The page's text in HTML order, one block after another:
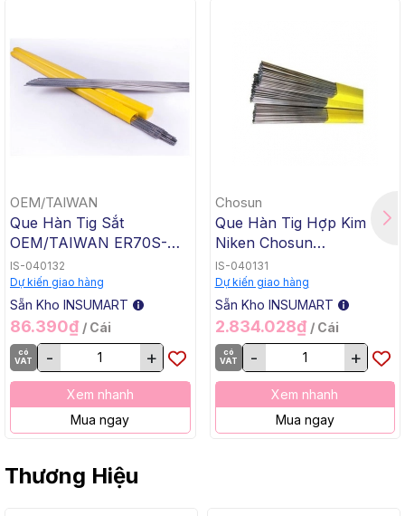
OEM/TAIWAN
Que Hàn Tig Sắt
OEM/TAIWAN ER70S-G
TG-50, 1.6x1000mm, 5 Kg
/ Hộp, 20 Kg / Thùng
IS-040132
Dự kiến giao hàng
Sẵn Kho INSUMART
86.390₫ / Cái
có
VAT
- +
Xem nhanh
Mua ngay
Chosun
Que Hàn Tig Hợp Kim
Niken Chosun
ERNiCrMo-3 TGC-625,
2.4x1000mm, 5 Kg / Hộp,
20 Kg / Thùng
IS-040131
Dự kiến giao hàng
Sẵn Kho INSUMART
2.834.028₫ / Cái
có
VAT
- +
Xem nhanh
Mua ngay
Thương Hiệu